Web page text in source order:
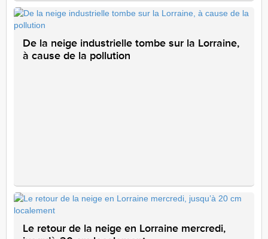
De la neige industrielle tombe sur la Lorraine,
à cause de la pollution
Le retour de la neige en Lorraine mercredi,